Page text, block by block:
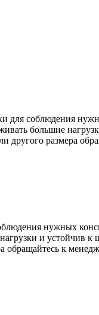
для соблюдения
большие
размера
нужных
и
обращайтесь к